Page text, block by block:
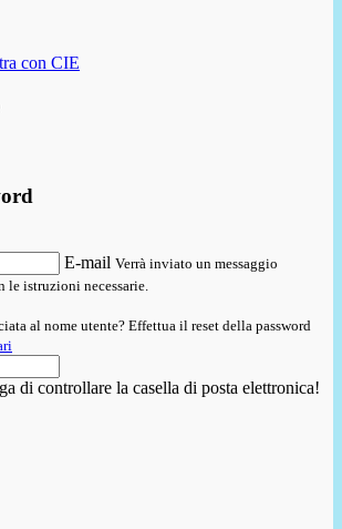
con CIE
E-mail Verrà inviato un messaggio
istruzioni necessarie.
al nome utente? Effettua il reset della password
di controllare la casella di posta elettronica!